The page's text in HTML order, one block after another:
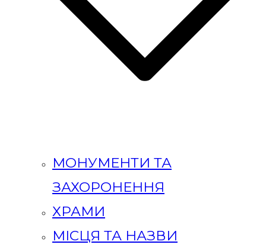
МОНУМЕНТИ ТА
ЗАХОРОНЕННЯ
ХРАМИ
МІСЦЯ ТА НАЗВИ